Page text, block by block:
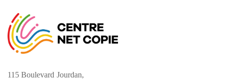
115 Boulevard Jourdan,